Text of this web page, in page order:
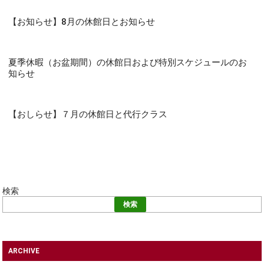
【お知らせ】8月の休館日とお知らせ
夏季休暇（お盆期間）の休館日および特別スケジュールのお
知らせ
【おしらせ】７月の休館日と代行クラス
検索
検索
ARCHIVE